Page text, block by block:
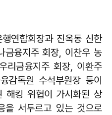
연합회장과 진옥동 신한
금융지주 회장, 이찬우 농
리금융지주 회장, 이환주
감독원 수석부원장 등이
해킹 위협이 가시화된 상
을 서두르고 있는 것으로